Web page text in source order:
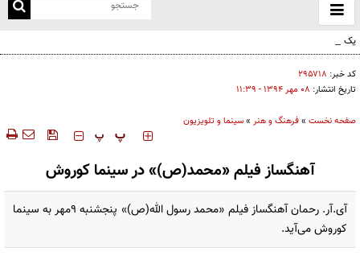
باز
و
یک اتفاق عجیب در «لوور»
کد خبر: ۲۹۵۷۱۸
تاریخ انتشار: ۰۸ مهر ۱۳۹۴ - ۱۱:۳۹
صفحه نخست »فرهنگ و هنر »سینما و تلویزیون
‍‍‍ پ پ
آهنگساز فیلم «محمد(ص)» در سینما کوروش
آی.آر. رحمان آهنگساز فیلم «محمد رسول الله(ص)» پنجشنبه 9مهر به سینما
کوروش می‌آید.